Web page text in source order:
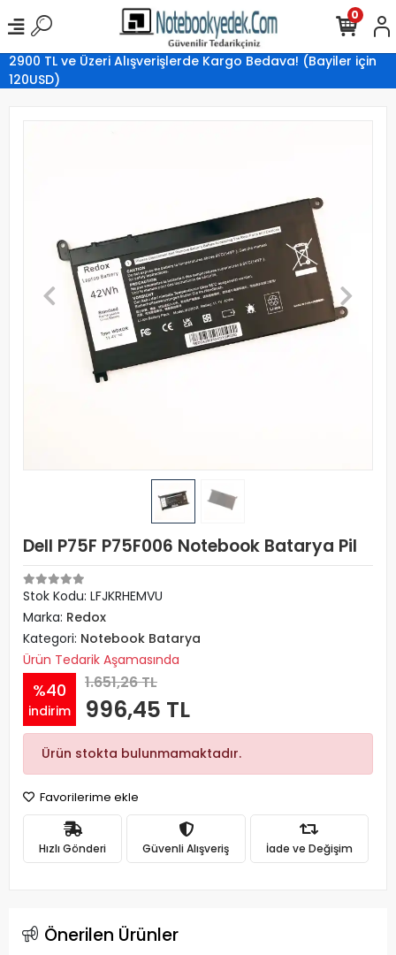
2900 TL ve Üzeri Alışverişlerde Kargo Bedava! (Bayiler için
120USD)
0
Dell P75F P75F006 Notebook Batarya Pil
Stok Kodu: LFJKRHEMVU
Marka: Redox
Kategori: Notebook Batarya
Ürün Tedarik Aşamasında
%40
indirim
1.651,26 TL
996,45 TL
Ürün stokta bulunmamaktadır.
Favorilerime ekle
Hızlı Gönderi Güvenli Alışveriş İade ve Değişim
Önerilen Ürünler